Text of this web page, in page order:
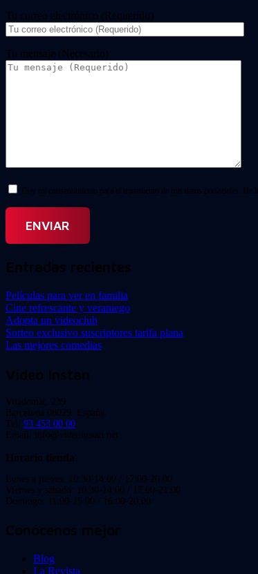
Tu correo electrónico (Requerido)
Tu mensaje (Necesario)
Doy mi consentimiento para el tratamiento de mis datos personales. He
Entradas recientes
Películas para ver en familia
Cine refrescante y veraniego
Adopta un videoclub
Sorteo exclusivo suscriptores tarifa plana
Las mejores comedias
Video Instan
Viladomat, 239
Barcelona 08029. España.
Tel: 93 453 00 00
Email: info@videoinstan.net
Horario tienda
Lunes a jueves: 10:30-14:00 / 17:00-20:00
Viernes y sábado: 10:30-14:00 / 17:00-21:00
Domingo: 11:00-15:00 / 16:00-20:00
Conócenos mejor
Blog
La Revista